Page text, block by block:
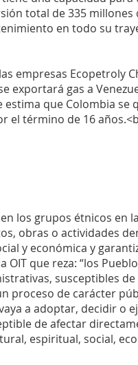
total de 335 millones
en todo su
empresas Ecopetroly
exportará gas a
que Colombia se
el término de 16
los grupos étnicos en
obras o actividades
y económica y
que reza: “los
susceptibles de
proceso de carácter
a adoptar, decidir o
de afectar
espiritual, social,